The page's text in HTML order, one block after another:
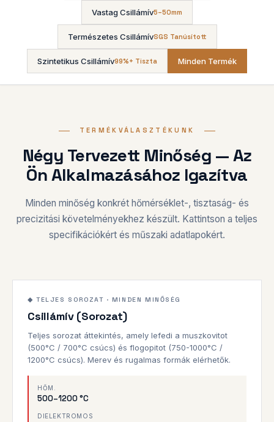
Vastag Csillámív5–50mm
Természetes CsillámívSGS Tanúsított
Szintetikus Csillámív99%+ Tiszta Minden Termék
TERMÉKVÁLASZTÉKUNK
Négy Tervezett Minőség — Az
Ön Alkalmazásához Igazítva
Minden minőség konkrét hőmérséklet-, tisztaság- és
precizitási követelményekhez készült. Kattintson a teljes
specifikációkért és műszaki adatlapokért.
1200°C
SOROZAT
◆ TELJES SOROZAT · MINDEN MINŐSÉG
Csillámív (Sorozat)
Teljes sorozat áttekintés, amely lefedi a muszkovitot
(500°C / 700°C csúcs) és flogopitot (750-1000°C /
1200°C csúcs). Merev és rugalmas formák elérhetők.
HŐM.
500–1200 °C
DIELEKTROMOS